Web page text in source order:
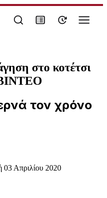
στο κοτέτσι
ΒΙΝΤΕΟ
τον χρόνο
Απριλίου 2020